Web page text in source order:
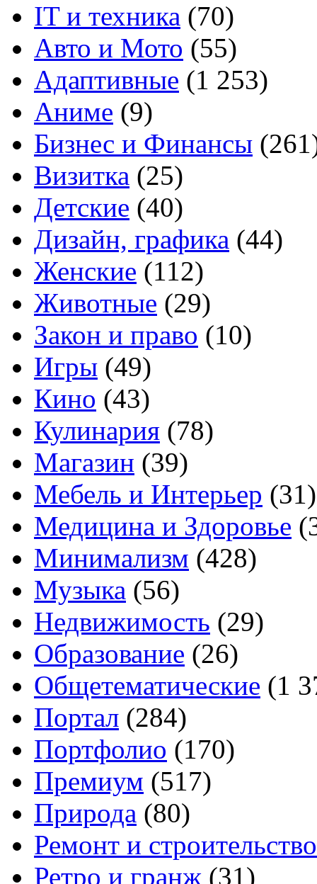
IT и техника (70)
Авто и Мото (55)
Адаптивные (1 253)
Аниме (9)
Бизнес и Финансы
Визитка (25)
Детские (40)
Дизайн, графика (44)
Женские (112)
Животные (29)
Закон и право (10)
Игры (49)
Кино (43)
Кулинария (78)
Магазин (39)
Мебель и Интерьер (31)
Медицина и Здоровье
Минимализм (428)
Музыка (56)
Недвижимость (29)
Образование (26)
Общетематические (1
Портал (284)
Портфолио (170)
Премиум (517)
Природа (80)
Ремонт и строительство
Ретро и гранж (31)